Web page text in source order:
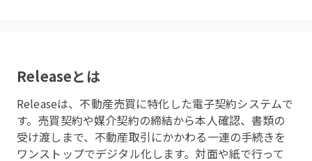
Releaseとは
Releaseは、不動産売買に特化した電子契約システムで
す。売買契約や媒介契約の締結から本人確認、書類の
受け渡しまで、不動産取引にかかわる一連の手続きを
ワンストップでデジタル化します。対面や紙で行って